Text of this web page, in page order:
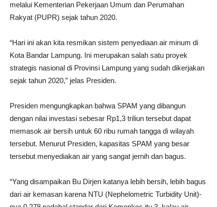
melalui Kementerian Pekerjaan Umum dan Perumahan
Rakyat (PUPR) sejak tahun 2020.
“Hari ini akan kita resmikan sistem penyediaan air minum di
Kota Bandar Lampung. Ini merupakan salah satu proyek
strategis nasional di Provinsi Lampung yang sudah dikerjakan
sejak tahun 2020,” jelas Presiden.
Presiden mengungkapkan bahwa SPAM yang dibangun
dengan nilai investasi sebesar Rp1,3 triliun tersebut dapat
memasok air bersih untuk 60 ribu rumah tangga di wilayah
tersebut. Menurut Presiden, kapasitas SPAM yang besar
tersebut menyediakan air yang sangat jernih dan bagus.
“Yang disampaikan Bu Dirjen katanya lebih bersih, lebih bagus
dari air kemasan karena NTU (Nephelometric Turbidity Unit)-